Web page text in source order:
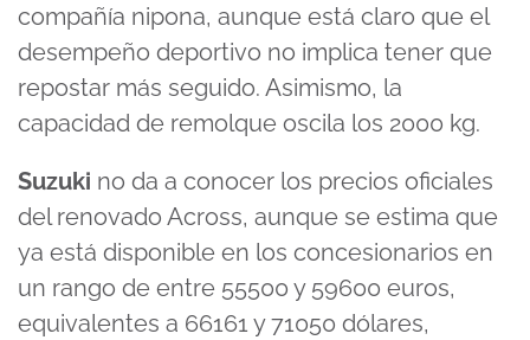
compañía nipona, aunque está claro que el
desempeño deportivo no implica tener que
repostar más seguido. Asimismo, la
capacidad de remolque oscila los 2000 kg.
Suzuki no da a conocer los precios oficiales
del renovado Across, aunque se estima que
ya está disponible en los concesionarios en
un rango de entre 55500 y 59600 euros,
equivalentes a 66161 y 71050 dólares,